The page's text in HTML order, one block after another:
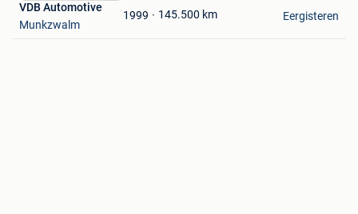
Favorieten1999 145.500 km
VDB Automotive
Munkzwalm
Eergisteren